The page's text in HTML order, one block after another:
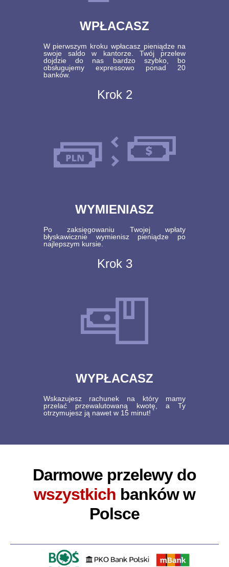
WPŁACASZ
W pierwszym kroku wpłacasz pieniądze na
swoje saldo w kantorze. Twój przelew
dojdzie do nas bardzo szybko, bo
obsługujemy expressowo ponad 20
banków.
Krok 2
WYMIENIASZ
Po zaksięgowaniu Twojej wpłaty
błyskawicznie wymienisz pieniądze po
najlepszym kursie.
Krok 3
WYPŁACASZ
Wskazujesz rachunek na który mamy
przelać przewalutowaną kwotę, a Ty
otrzymujesz ją nawet w 15 minut!
Darmowe przelewy do
wszystkich banków w
Polsce